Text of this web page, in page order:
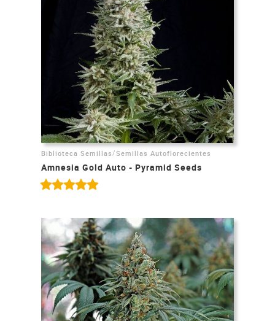
Biblioteca Semillas/Semillas Autoflorecientes
Amnesia Gold Auto - Pyramid Seeds